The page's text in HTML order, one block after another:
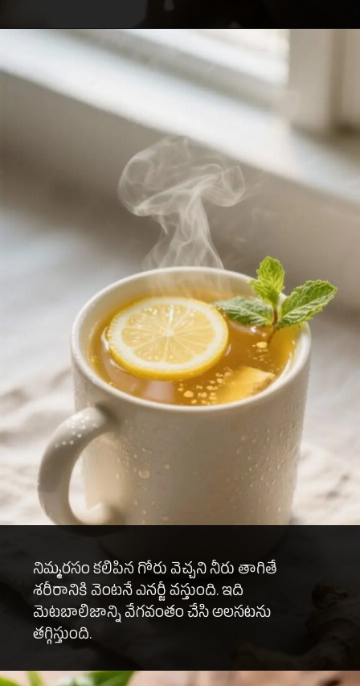
నిమ్మరసం కలిపిన గోరు వెచ్చని నీరు తాగితే
శరీరానికి వెంటనే ఎనర్జీ వస్తుంది. ఇది
మెటబాలిజాన్ని వేగవంతం చేసి అలసటను
తగ్గిస్తుంది.